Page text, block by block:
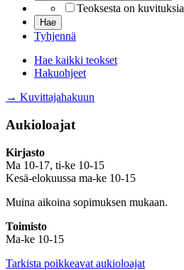
Teoksesta on kuvituksia
Tyhjennä
Hae kaikki teokset
Hakuohjeet
→ Kuvittajahakuun
Aukioloajat
Kirjasto
Ma 10-17, ti-ke 10-15
Kesä-elokuussa ma-ke 10-15
Muina aikoina sopimuksen mukaan.
Toimisto
Ma-ke 10-15
Tarkista poikkeavat aukioloajat